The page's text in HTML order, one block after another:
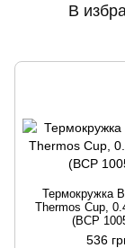
В
Термокружка
Thermos Cup,
(BCP
536